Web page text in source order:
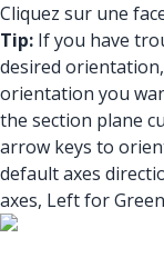
Cliquez sur une
Tip: If you have
desired
orientation you
the section plane
arrow keys to
default axes
axes, Left for